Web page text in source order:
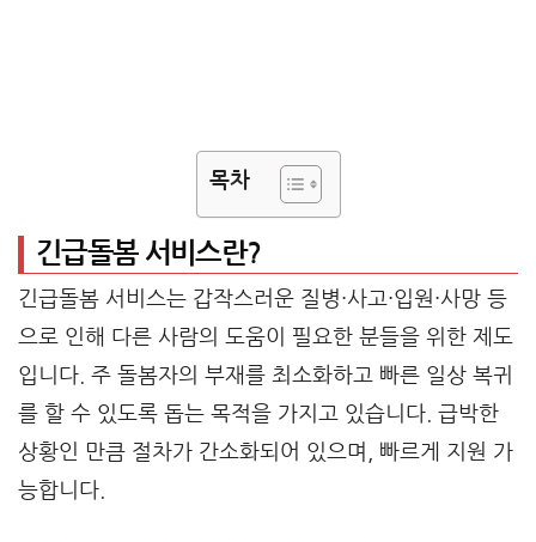
목차
긴급돌봄 서비스란?
긴급돌봄 서비스는 갑작스러운 질병·사고·입원·사망 등
으로 인해 다른 사람의 도움이 필요한 분들을 위한 제도
입니다. 주 돌봄자의 부재를 최소화하고 빠른 일상 복귀
를 할 수 있도록 돕는 목적을 가지고 있습니다. 급박한
상황인 만큼 절차가 간소화되어 있으며, 빠르게 지원 가
능합니다.